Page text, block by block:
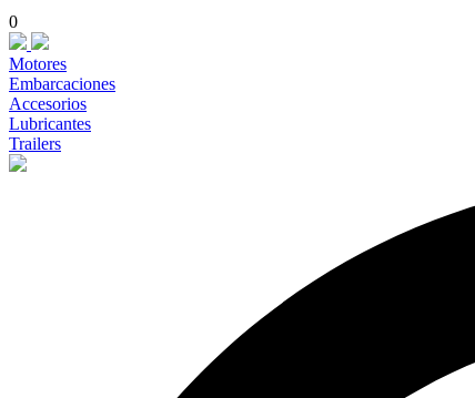
0
Motores
Embarcaciones
Accesorios
Lubricantes
Trailers